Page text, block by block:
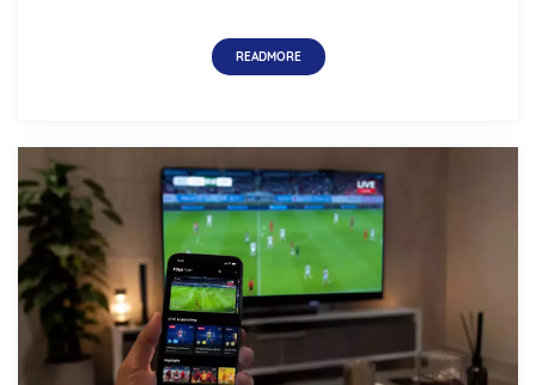
READMORE
This order requires the WhatsApp application.
ORDER NOW